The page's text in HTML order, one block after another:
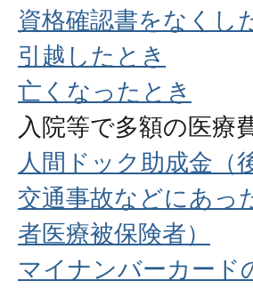
資格確認書をなくし
引越したとき
亡くなったとき
入院等で多額の医療
人間ドック助成金（
交通事故などにあっ
者医療被保険者）
マイナンバーカード